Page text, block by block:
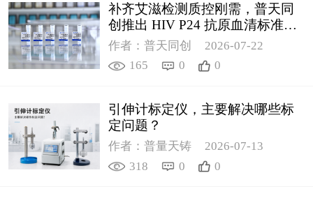
补齐艾滋检测质控刚需，普天同
创推出 HIV P24 抗原血清标准物
质
作者：普天同创
2026-07-22
165
0 0
引伸计标定仪，主要解决哪些标
定问题？
作者：普量天铸
2026-07-13
318
0 0